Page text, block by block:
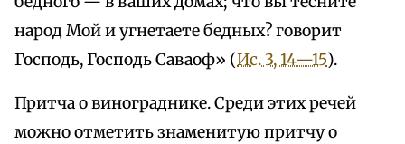
народ Мой и угнетаете бедных? говорит
Господь, Господь Саваоф» (Ис. 3, 14—15).
Притча о винограднике. Среди этих речей
можно отметить знаменитую притчу о